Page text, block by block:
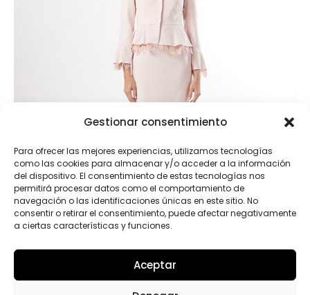
Gestionar consentimiento
Para ofrecer las mejores experiencias, utilizamos tecnologías
como las cookies para almacenar y/o acceder a la información
del dispositivo. El consentimiento de estas tecnologías nos
permitirá procesar datos como el comportamiento de
navegación o las identificaciones únicas en este sitio. No
consentir o retirar el consentimiento, puede afectar negativamente
a ciertas características y funciones.
Aceptar